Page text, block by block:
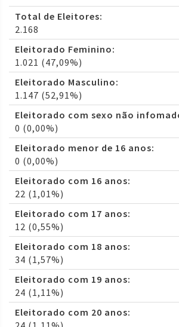
Total de Eleitores:
2.168
Eleitorado Feminino:
1.021 (47,09%)
Eleitorado Masculino:
1.147 (52,91%)
Eleitorado com sexo não
0 (0,00%)
Eleitorado menor de 16 anos:
0 (0,00%)
Eleitorado com 16 anos:
22 (1,01%)
Eleitorado com 17 anos:
12 (0,55%)
Eleitorado com 18 anos:
34 (1,57%)
Eleitorado com 19 anos:
24 (1,11%)
Eleitorado com 20 anos: